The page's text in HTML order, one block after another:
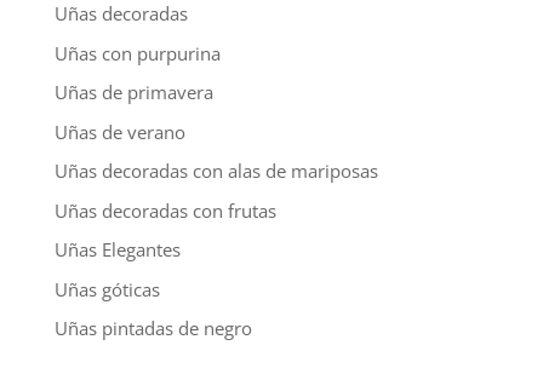
Uñas decoradas
Uñas con purpurina
Uñas de primavera
Uñas de verano
Uñas decoradas con alas de mariposas
Uñas decoradas con frutas
Uñas Elegantes
Uñas góticas
Uñas pintadas de negro